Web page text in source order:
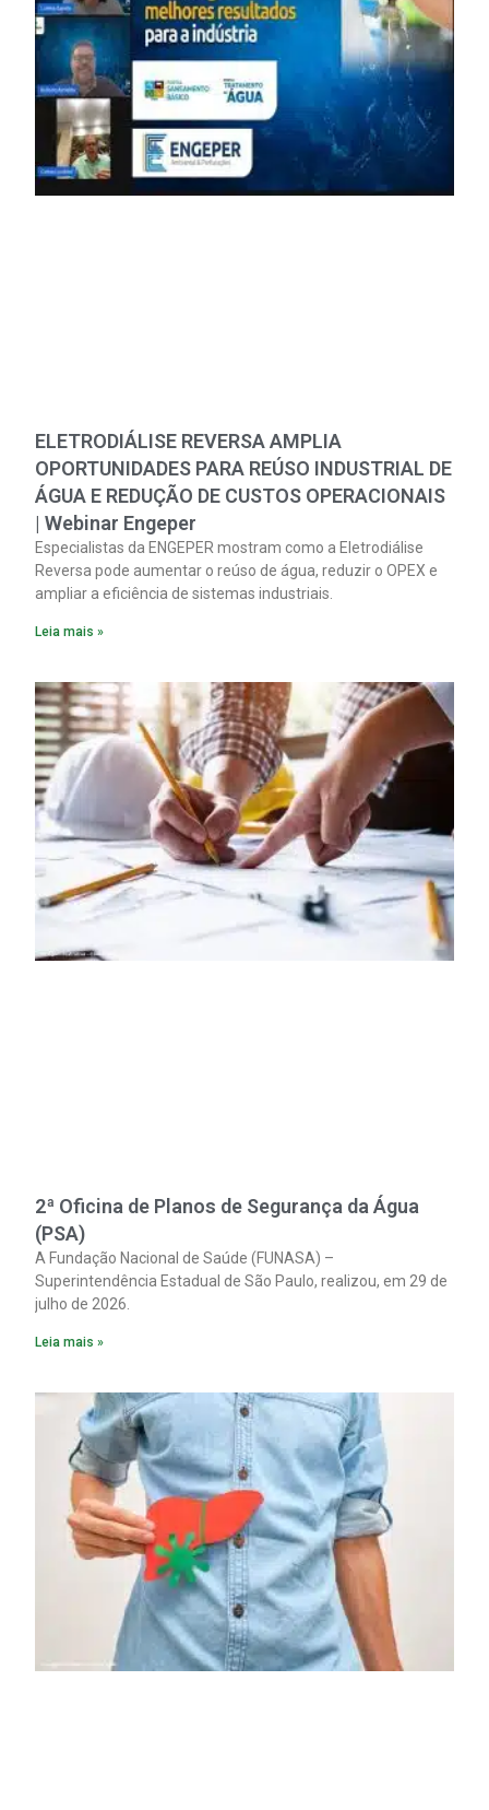
ELETRODIÁLISE REVERSA AMPLIA
OPORTUNIDADES PARA REÚSO INDUSTRIAL DE
ÁGUA E REDUÇÃO DE CUSTOS OPERACIONAIS
| Webinar Engeper
Especialistas da ENGEPER mostram como a Eletrodiálise
Reversa pode aumentar o reúso de água, reduzir o OPEX e
ampliar a eficiência de sistemas industriais.
Leia mais »
2ª Oficina de Planos de Segurança da Água
(PSA)
A Fundação Nacional de Saúde (FUNASA) –
Superintendência Estadual de São Paulo, realizou, em 29 de
julho de 2026.
Leia mais »